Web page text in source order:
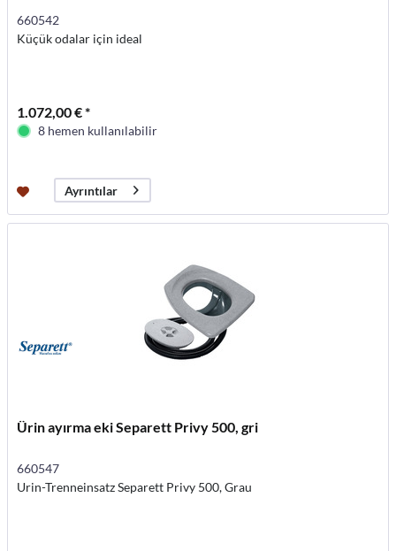
660542
Küçük odalar için ideal
1.072,00 € *
8 hemen kullanılabilir
Ayrıntılar
Ürin ayırma eki Separett Privy 500, gri
660547
Urin-Trenneinsatz Separett Privy 500, Grau